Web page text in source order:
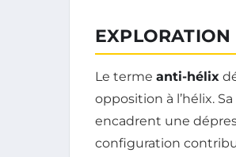
EXPLORATION
Le terme anti-hélix
opposition à l’hélix.
encadrent une
configuration